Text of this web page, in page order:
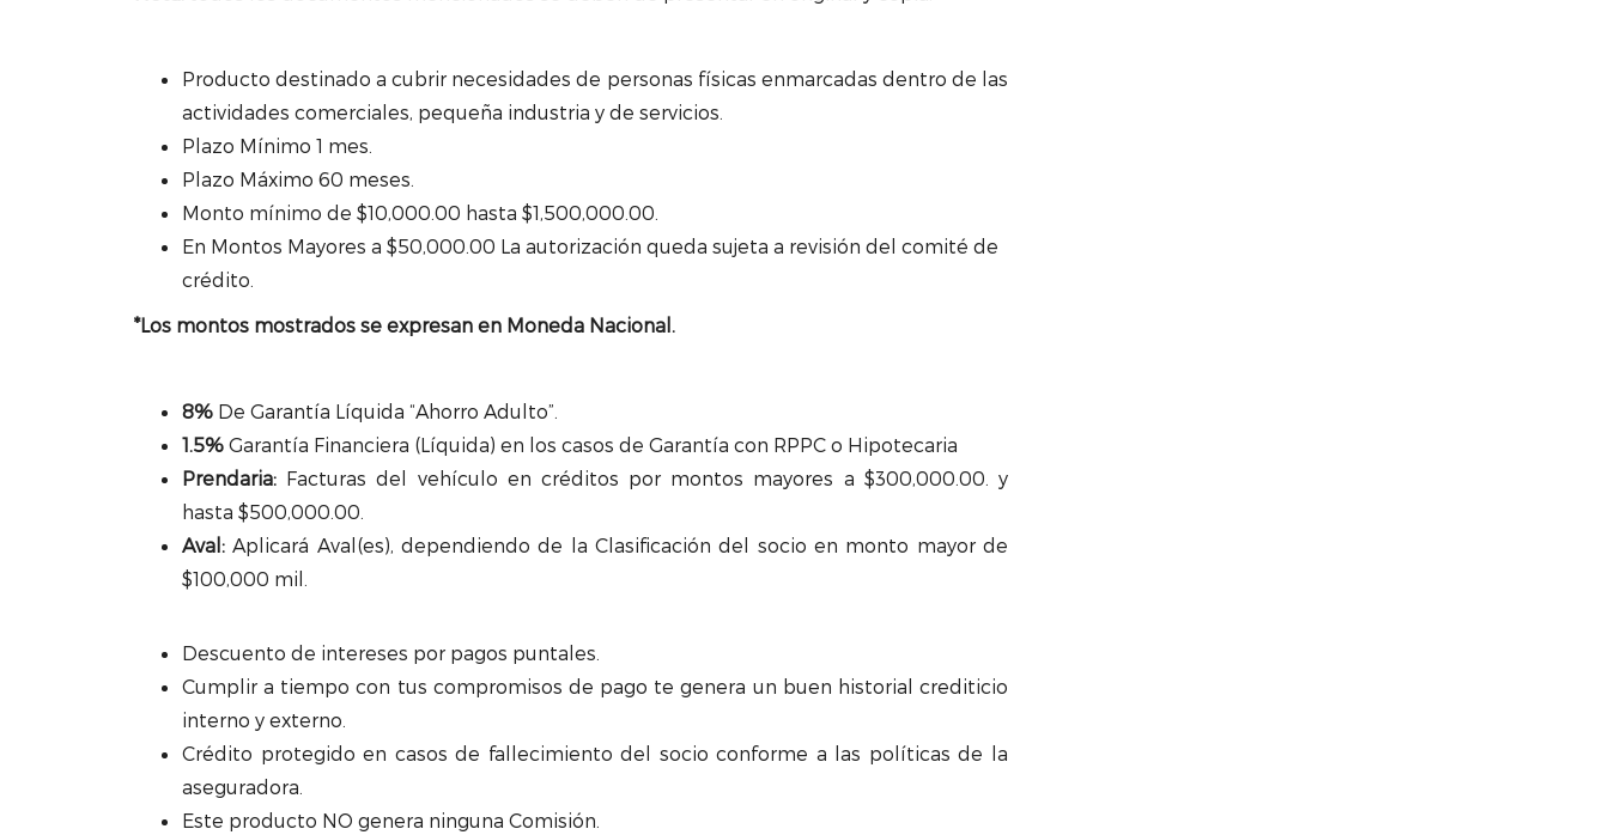
Producto destinado a cubrir necesidades de personas físicas enmarcadas dentro de las
actividades comerciales, pequeña industria y de servicios.
Plazo Mínimo 1 mes.
Plazo Máximo 60 meses.
Monto mínimo de $10,000.00 hasta $1,500,000.00.
En Montos Mayores a $50,000.00 La autorización queda sujeta a revisión del comité de
crédito.
*Los montos mostrados se expresan en Moneda Nacional.
8% De Garantía Líquida “Ahorro Adulto”.
1.5% Garantía Financiera (Líquida) en los casos de Garantía con RPPC o Hipotecaria
Prendaria: Facturas del vehículo en créditos por montos mayores a $300,000.00. y
hasta $500,000.00.
Aval: Aplicará Aval(es), dependiendo de la Clasificación del socio en monto mayor de
$100,000 mil.
Descuento de intereses por pagos puntales.
Cumplir a tiempo con tus compromisos de pago te genera un buen historial crediticio
interno y externo.
Crédito protegido en casos de fallecimiento del socio conforme a las políticas de la
aseguradora.
Este producto NO genera ninguna Comisión.